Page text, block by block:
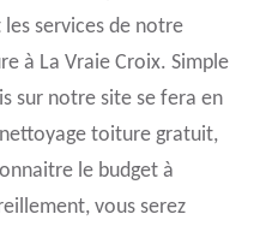
services de notre
à La Vraie Croix. Simple
sur notre site se fera en
toiture gratuit,
le budget à
vous serez